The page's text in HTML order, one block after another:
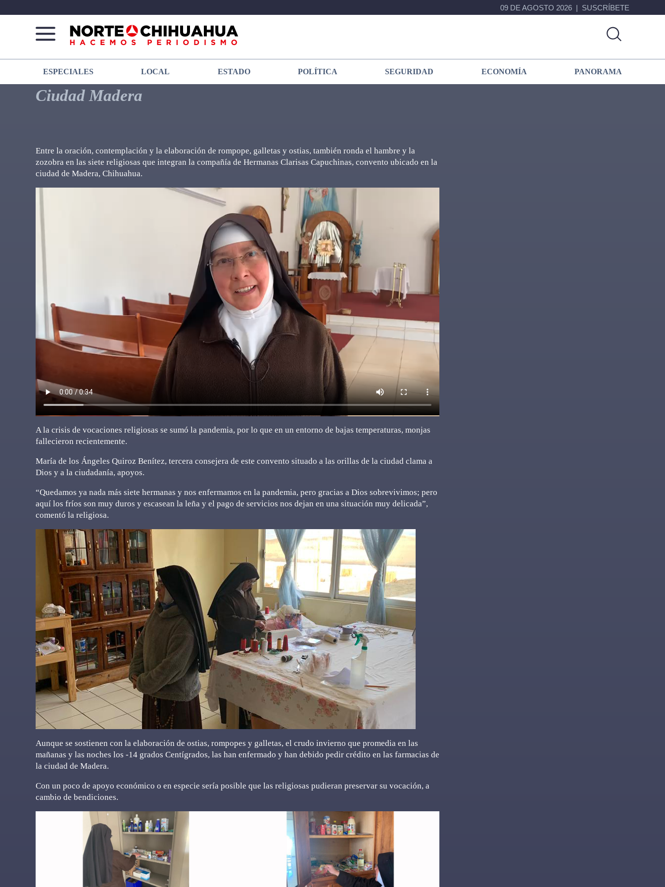
09 DE AGOSTO 2026 SUSCRÍBETE
Norte
De
Chihuahua
Más
que
noticias,
hacemos periodismo
ESPECIALES LOCAL ESTADO POLÍTICA SEGURIDAD ECONOMÍA PANORAMA
Ciudad Madera
Entre la oración, contemplación y la elaboración de rompope, galletas y ostias, también ronda el hambre y la
zozobra en las siete religiosas que integran la compañía de Hermanas Clarisas Capuchinas, convento ubicado en la
ciudad de Madera, Chihuahua.
A la crisis de vocaciones religiosas se sumó la pandemia, por lo que en un entorno de bajas temperaturas, monjas
fallecieron recientemente.
María de los Ángeles Quiroz Benítez, tercera consejera de este convento situado a las orillas de la ciudad clama a
Dios y a la ciudadanía, apoyos.
“Quedamos ya nada más siete hermanas y nos enfermamos en la pandemia, pero gracias a Dios sobrevivimos; pero
aquí los fríos son muy duros y escasean la leña y el pago de servicios nos dejan en una situación muy delicada”,
comentó la religiosa.
Aunque se sostienen con la elaboración de ostias, rompopes y galletas, el crudo invierno que promedia en las
mañanas y las noches los -14 grados Centígrados, las han enfermado y han debido pedir crédito en las farmacias de
la ciudad de Madera.
Con un poco de apoyo económico o en especie sería posible que las religiosas pudieran preservar su vocación, a
cambio de bendiciones.